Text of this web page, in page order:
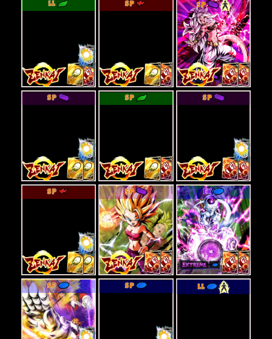
LL SP SP
SP SP SP
SP SP EX
SP SP LL